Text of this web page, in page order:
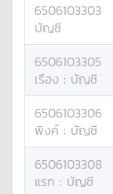
6506103303
บัญชี
6506103305
เรือง : บัญชี
6506103306
พิงค์ : บัญชี
6506103308
แรก : บัญชี